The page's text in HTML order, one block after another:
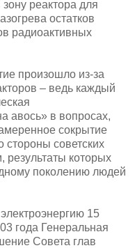
реактора для
остатков
радиоактивных
произошло из-за
– ведь каждый
авось» в вопросах,
сокрытие
советских
результаты которых
поколению людей
15
года Генеральная
Совета глав